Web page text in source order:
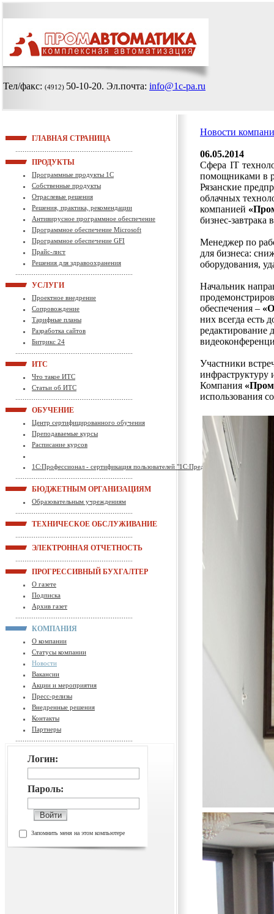
Тел/факс: (4912) 50-10-20. Эл.почта: info@1c-pa.ru
ГЛАВНАЯ СТРАНИЦА
ПРОДУКТЫ
Программные продукты 1С
Собственные продукты
Отраслевые решения
Решения, практика, рекомендации
Антивирусное программное обеспечение
Программное обеспечение Microsoft
Программное обеспечение GFI
Прайс-лист
Решения для здравоохранения
УСЛУГИ
Проектное внедрение
Сопровождение
Тарифные планы
Разработка сайтов
Битрикс 24
ИТС
Что такое ИТС
Статьи об ИТС
ОБУЧЕНИЕ
Центр сертифицированного обучения
Преподаваемые курсы
Расписание курсов
1С:Профессионал - сертификация пользователей "1С:Предприятие"
БЮДЖЕТНЫМ ОРГАНИЗАЦИЯМ
Образовательным учреждениям
ТЕХНИЧЕСКОЕ ОБСЛУЖИВАНИЕ
ЭЛЕКТРОННАЯ ОТЧЕТНОСТЬ
ПРОГРЕССИВНЫЙ БУХГАЛТЕР
О газете
Подписка
Архив газет
КОМПАНИЯ
О компании
Статусы компании
Новости
Вакансии
Акции и мероприятия
Пресс-релизы
Внедренные решения
Контакты
Партнеры
Логин:
Пароль:
Запомнить меня на этом компьютере
Новости
06.05.2014
Сфера IT
помощниками в
Рязанские
облачных
компанией
бизнес-
Менеджер по
для бизнеса:
оборудования,
Начальник
обеспечения –
них всегда есть
редактирование
Участники
инфраструктуру
Компания
использования